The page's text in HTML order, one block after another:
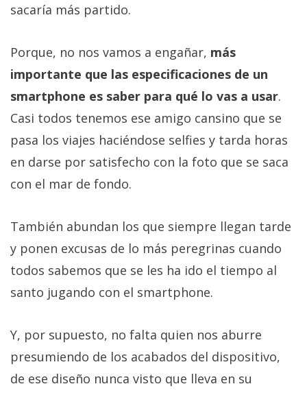
sacaría más partido.
Porque, no nos vamos a engañar, más
importante que las especificaciones de un
smartphone es saber para qué lo vas a usar.
Casi todos tenemos ese amigo cansino que se
pasa los viajes haciéndose selfies y tarda horas
en darse por satisfecho con la foto que se saca
con el mar de fondo.
También abundan los que siempre llegan tarde
y ponen excusas de lo más peregrinas cuando
todos sabemos que se les ha ido el tiempo al
santo jugando con el smartphone.
Y, por supuesto, no falta quien nos aburre
presumiendo de los acabados del dispositivo,
de ese diseño nunca visto que lleva en su